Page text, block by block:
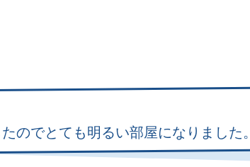
のでとても明るい部屋になりました。